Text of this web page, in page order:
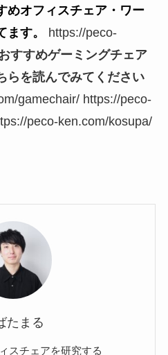
めオフィスチェア・ワー
す。
https://peco-
すすめゲーミングチェア
らを読んでみてください
gamechair/ https://peco-
peco-ken.com/kosupa/
たまる
スチェアを研究する